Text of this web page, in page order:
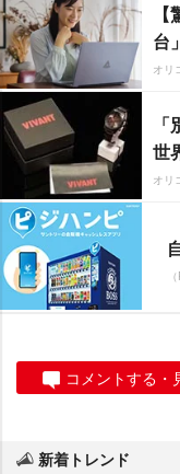
台
オリ
世
オリ
コメントする・
新着トレンド